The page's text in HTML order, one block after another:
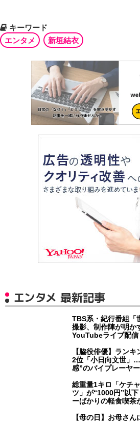
キーワード
エンタメ
新垣結衣
エンタメ 最新記事
TBS系・紀行番組
撮影、制作陣が明
YouTubeライブ配信
【脇役俳優】ラン
2位「小日向文世」
感”のバイプレーヤー
総重量1キロ「ケチ
ツ」が“1000円”以
ーばかりの軽食喫茶
【母の日】お母さ